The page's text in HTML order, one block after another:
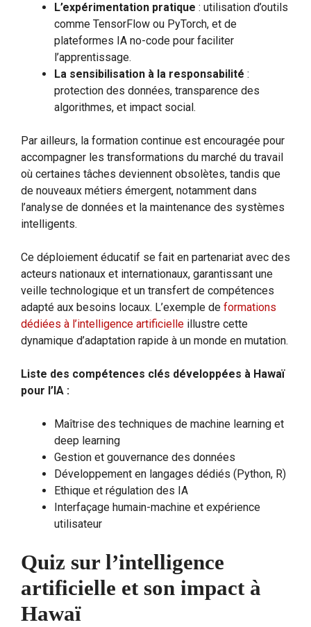
L’expérimentation pratique : utilisation d’outils
comme TensorFlow ou PyTorch, et de
plateformes IA no-code pour faciliter
l’apprentissage.
La sensibilisation à la responsabilité :
protection des données, transparence des
algorithmes, et impact social.
Par ailleurs, la formation continue est encouragée pour
accompagner les transformations du marché du travail
où certaines tâches deviennent obsolètes, tandis que
de nouveaux métiers émergent, notamment dans
l’analyse de données et la maintenance des systèmes
intelligents.
Ce déploiement éducatif se fait en partenariat avec des
acteurs nationaux et internationaux, garantissant une
veille technologique et un transfert de compétences
adapté aux besoins locaux. L’exemple de formations
dédiées à l’intelligence artificielle illustre cette
dynamique d’adaptation rapide à un monde en mutation.
Liste des compétences clés développées à Hawaï
pour l’IA :
Maîtrise des techniques de machine learning et
deep learning
Gestion et gouvernance des données
Développement en langages dédiés (Python, R)
Ethique et régulation des IA
Interfaçage humain-machine et expérience
utilisateur
Quiz sur l’intelligence
artificielle et son impact à
Hawaï